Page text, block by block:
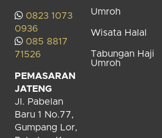
0823 1073
0936
085 8817
71526
PEMASARAN
JATENG
Jl. Pabelan
Baru 1 No.77,
Gumpang Lor,
Umroh
Wisata Halal
Tabungan Haji
Umroh